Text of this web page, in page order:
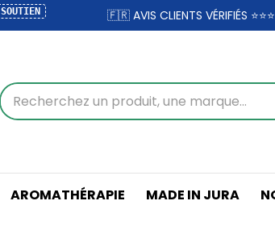
SOUTIEN 🇫🇷 AVIS CLIENTS VÉRIFIÉS
AROMATHÉRAPIE MADE IN JURA